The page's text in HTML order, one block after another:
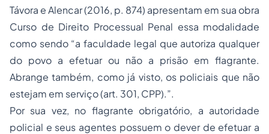
Távora e Alencar (2016, p. 874) apresentam em sua obra
Curso de Direito Processual Penal essa modalidade
como sendo “a faculdade legal que autoriza qualquer
do povo a efetuar ou não a prisão em flagrante.
Abrange também, como já visto, os policiais que não
estejam em serviço (art. 301, CPP).”.
Por sua vez, no flagrante obrigatório, a autoridade
policial e seus agentes possuem o dever de efetuar a